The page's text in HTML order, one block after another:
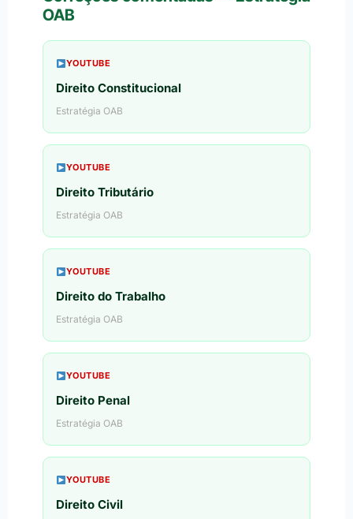
OAB
YOUTUBE
Direito Constitucional
Estratégia OAB
YOUTUBE
Direito Tributário
Estratégia OAB
YOUTUBE
Direito do Trabalho
Estratégia OAB
YOUTUBE
Direito Penal
Estratégia OAB
YOUTUBE
Direito Civil